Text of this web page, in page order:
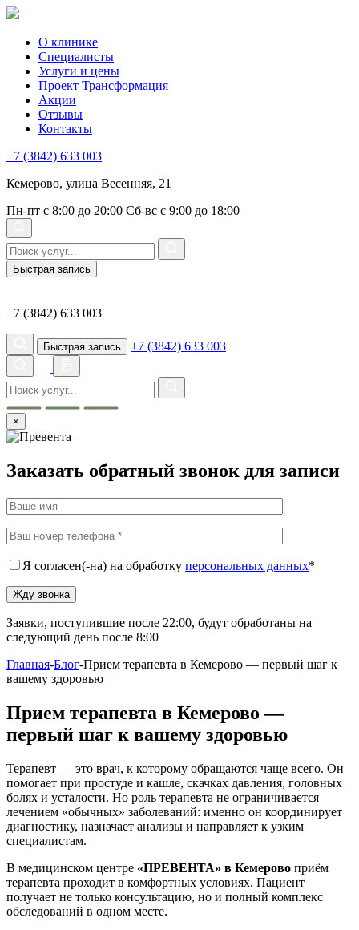
О клинике
Специалисты
Услуги и цены
Проект Трансформация
Акции
Отзывы
Контакты
+7 (3842) 633 003
Кемерово, улица Весенняя, 21
Пн-пт с 8:00 до 20:00 Сб-вс с 9:00 до 18:00
Быстрая запись
+7 (3842) 633 003
Быстрая запись +7 (3842) 633 003
×
Заказать обратный звонок для записи
Я согласен(-на) на обработку персональных данных*
Заявки, поступившие после 22:00, будут обработаны на
следующий день после 8:00
Главная-Блог-Прием терапевта в Кемерово — первый шаг к
вашему здоровью
Прием терапевта в Кемерово —
первый шаг к вашему здоровью
Терапевт — это врач, к которому обращаются чаще всего. Он
помогает при простуде и кашле, скачках давления, головных
болях и усталости. Но роль терапевта не ограничивается
лечением «обычных» заболеваний: именно он координирует
диагностику, назначает анализы и направляет к узким
специалистам.
В медицинском центре «ПРЕВЕНТА» в Кемерово приём
терапевта проходит в комфортных условиях. Пациент
получает не только консультацию, но и полный комплекс
обследований в одном месте.